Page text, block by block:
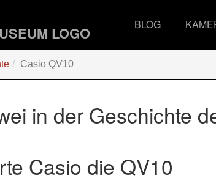
BLOG
Casio QV10
in der Geschichte
Casio die QV10